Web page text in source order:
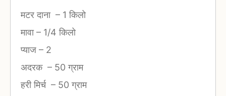
मटर दाना – 1 किलो
मावा– 1/4 किलो
प्याज – 2
अदरक – 50 ग्राम
हरी मिर्च – 50 ग्राम